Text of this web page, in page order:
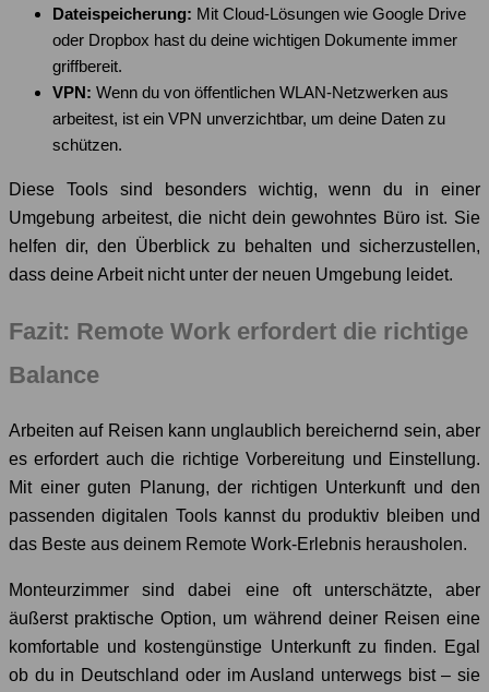
Dateispeicherung: Mit Cloud-Lösungen wie Google Drive
oder Dropbox hast du deine wichtigen Dokumente immer
griffbereit.
VPN: Wenn du von öffentlichen WLAN-Netzwerken aus
arbeitest, ist ein VPN unverzichtbar, um deine Daten zu
schützen.
Diese Tools sind besonders wichtig, wenn du in einer
Umgebung arbeitest, die nicht dein gewohntes Büro ist. Sie
helfen dir, den Überblick zu behalten und sicherzustellen,
dass deine Arbeit nicht unter der neuen Umgebung leidet.
Fazit: Remote Work erfordert die richtige
Balance
Arbeiten auf Reisen kann unglaublich bereichernd sein, aber
es erfordert auch die richtige Vorbereitung und Einstellung.
Mit einer guten Planung, der richtigen Unterkunft und den
passenden digitalen Tools kannst du produktiv bleiben und
das Beste aus deinem Remote Work-Erlebnis herausholen.
Monteurzimmer sind dabei eine oft unterschätzte, aber
äußerst praktische Option, um während deiner Reisen eine
komfortable und kostengünstige Unterkunft zu finden. Egal
ob du in Deutschland oder im Ausland unterwegs bist – sie